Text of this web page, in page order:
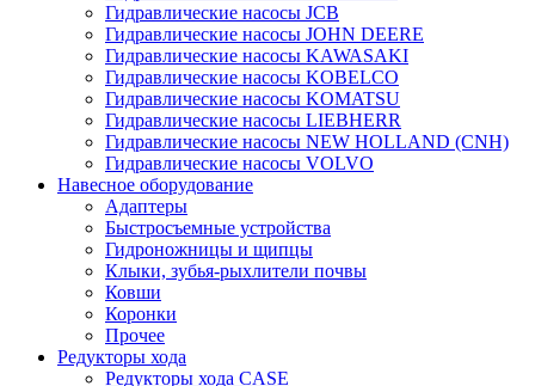
Гидравлические насосы JCB
Гидравлические насосы JOHN DEERE
Гидравлические насосы KAWASAKI
Гидравлические насосы KOBELCO
Гидравлические насосы KOMATSU
Гидравлические насосы LIEBHERR
Гидравлические насосы NEW HOLLAND (CNH)
Гидравлические насосы VOLVO
Навесное оборудование
Адаптеры
Быстросъемные устройства
Гидроножницы и щипцы
Клыки, зубья-рыхлители почвы
Ковши
Коронки
Прочее
Редукторы хода
Редукторы хода CASE